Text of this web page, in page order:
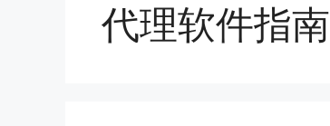
代理软件指南